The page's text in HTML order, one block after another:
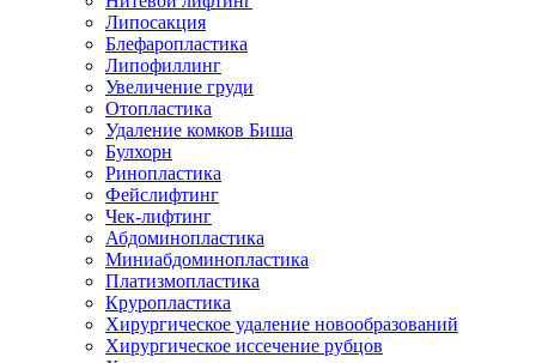
Липосакция
Блефаропластика
Липофиллинг
Увеличение груди
Отопластика
Удаление комков Биша
Булхорн
Ринопластика
Фейслифтинг
Чек-лифтинг
Абдоминопластика
Миниабдоминопластика
Платизмопластика
Круропластика
Хирургическое удаление новообразований
Хирургическое иссечение рубцов